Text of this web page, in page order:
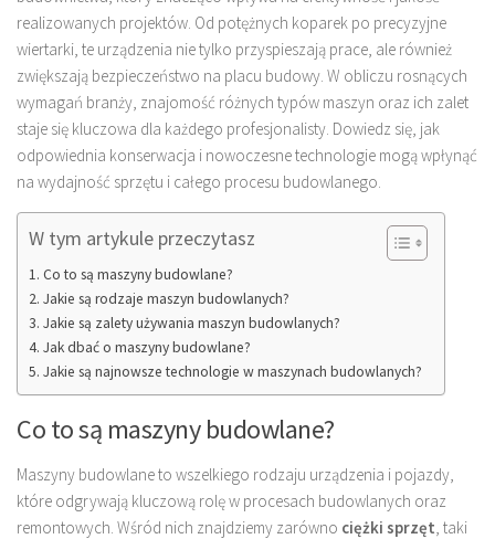
realizowanych projektów. Od potężnych koparek po precyzyjne
wiertarki, te urządzenia nie tylko przyspieszają prace, ale również
zwiększają bezpieczeństwo na placu budowy. W obliczu rosnących
wymagań branży, znajomość różnych typów maszyn oraz ich zalet
staje się kluczowa dla każdego profesjonalisty. Dowiedz się, jak
odpowiednia konserwacja i nowoczesne technologie mogą wpłynąć
na wydajność sprzętu i całego procesu budowlanego.
W tym artykule przeczytasz
Co to są maszyny budowlane?
Jakie są rodzaje maszyn budowlanych?
Jakie są zalety używania maszyn budowlanych?
Jak dbać o maszyny budowlane?
Jakie są najnowsze technologie w maszynach budowlanych?
Co to są maszyny budowlane?
Maszyny budowlane to wszelkiego rodzaju urządzenia i pojazdy,
które odgrywają kluczową rolę w procesach budowlanych oraz
remontowych. Wśród nich znajdziemy zarówno ciężki sprzęt , taki